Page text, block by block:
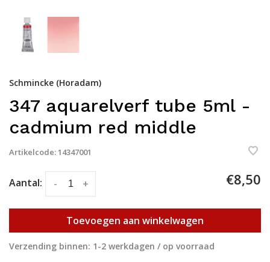
Schmincke (Horadam)
347 aquarelverf tube 5ml -
cadmium red middle
Artikelcode:14347001
Aantal: +
- €8,50
Toevoegen aan winkelwagen
Verzending binnen: 1-2 werkdagen / op voorraad